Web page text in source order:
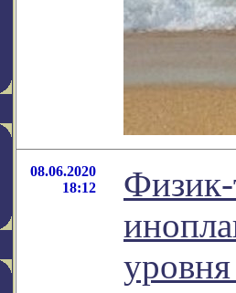
08.06.2020
18:12
Физик-